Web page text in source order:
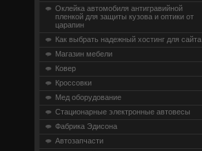
Оклейка автомобиля антигравийной
пленкой для защиты кузова и оптики от
царапин
Как выбрать надежный хостинг для сайта
Магазин мебели
Ковер
Кроссовки
Мед оборудование
Стационарные электронные автовесы
Фабрика Эдисона
Автозапчасти